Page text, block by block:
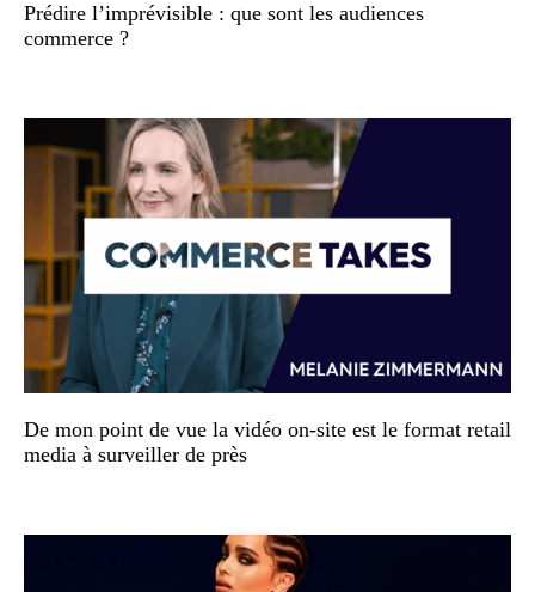
Prédire l’imprévisible : que sont les audiences
commerce ?
De mon point de vue la vidéo on-site est le format retail
media à surveiller de près